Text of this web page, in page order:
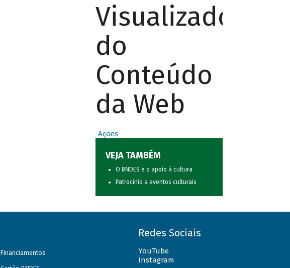
Visualizador
do
Conteúdo
da Web
Ações
VEJA TAMBÉM
O BNDES e o apoio à cultura
Patrocínio a eventos culturais
Financiamentos
Redes Sociais
YouTube
Instagram